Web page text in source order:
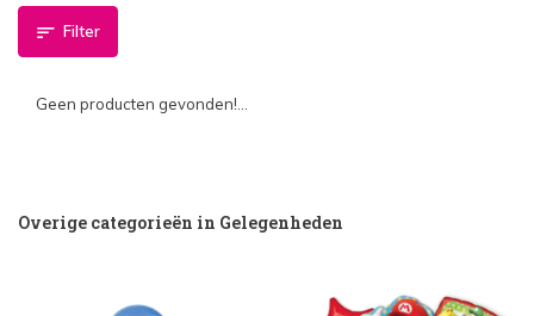
Filter
Geen producten gevonden!...
Overige categorieën in Gelegenheden